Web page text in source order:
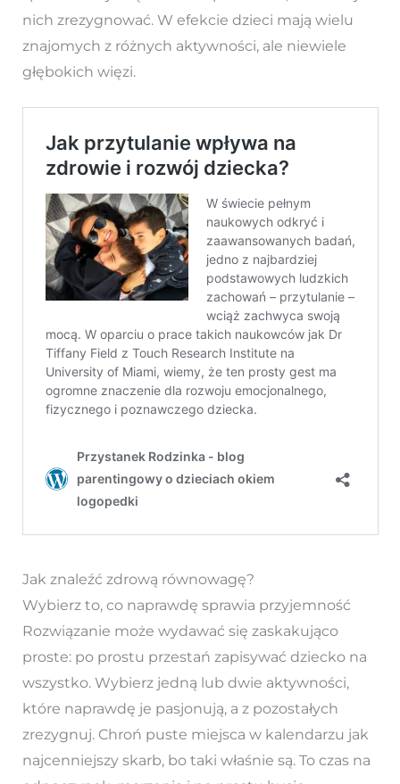
nich zrezygnować. W efekcie dzieci mają wielu
znajomych z różnych aktywności, ale niewiele
głębokich więzi.
Jak znaleźć zdrową równowagę?
Wybierz to, co naprawdę sprawia przyjemność
Rozwiązanie może wydawać się zaskakująco
proste: po prostu przestań zapisywać dziecko na
wszystko. Wybierz jedną lub dwie aktywności,
które naprawdę je pasjonują, a z pozostałych
zrezygnuj. Chroń puste miejsca w kalendarzu jak
najcenniejszy skarb, bo taki właśnie są. To czas na